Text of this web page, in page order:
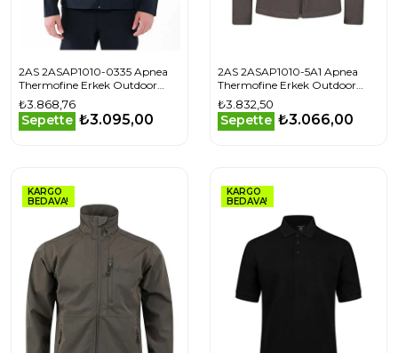
2AS 2ASAP1010-0335 Apnea
Thermofine Erkek Outdoor
Ceket
₺3.868,76
Sepette ₺3.095,00
2AS 2ASAP1010-5A1 Apnea
Thermofine Erkek Outdoor
Ceket
₺3.832,50
Sepette ₺3.066,00
KARGO
BEDAVA!
KARGO
BEDAVA!